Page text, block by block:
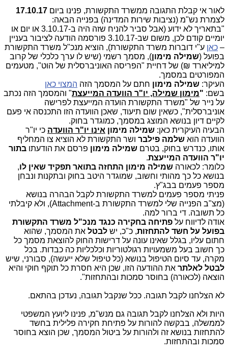
לאור אי קבלת התגובה ממשרד התקשורת, פנינו ביום 17.10.17
לצמרת נש"מ (נציבות שירות המדינה) בפנייה הבאה:
"בתאריך לא ידוע (אבל סביר להניח שזה היה ב-3.10.17 או יום או
יומיים קודם לכן, משום שב-3.10.17 פורסמה הודעה לציבור בעניין
– כאן ע"י דוברות משרד התקשורת), הוציא מנכ"ל משרד התקשורת
בפועל (שמילה מימון), מסמך רשמי (שיש לו ערך כלכלי של קרוב
למיליארד ₪) של דחיית "הפריסה האוניברסלית של הוט", מטעמים
המפורטים במסמך.
העיקר: שמילה מימון חתם על המסמך הזה המצוי כאן
בשם: "מימון שמילה, יו"ר הוועדה המייעצת" והמסמך הזה נכתב
על נייר של "משרד התקשורת הועדה המייעצת לפרישה
אוניברסלית", כשאין שום תיעוד, שאכן הוועדה הזו התכנסה אי פעם
לקיים דיון בנושא המוצג במסמך, כמוגדר בחוק.
הבעיה העיקרית כאן: שמילה מימון אינו יו"ר הוועדה כי יו"ר
הוועדה הוא שלמה פילבר ושר התקשורת לא הוציא צו המחליף
אותו, כנדרש בחוק, בטרם שמילה מימון פרסם את הודעתו בתור
יו"ר הוועדה המייעצת.
כלומר: לכאורה שמילה מימון התחזה בתואר תפקיד שאין לו,
בנושא כל כך מהותי וחשוב, שמוגדר היטב בחוק ובתקנות ונבחן
מספר פעמים בבג"ץ.
פניתי מספר פעמים למשרד התקשורת לקבל הבהרה בנושא
(מצ"ב הפנייה שלי למשרד התקשורת ב-Attachment), ולא קיבלתי
כל תשובה. די ברור למה.
אודה לדיווח על פתיחה בחקירה כנגד מנכ"ל משרד התקשורת
בפועל על חשד להתחזות, כ"כ, יש לבטל את המסמך, שהוא
חתום עליו, בגלל שאינו עונה על דרישות החוק להוצאת מסמך כל
כך חשוב בעל משמעויות רגולטוריות וכלכליות כה כבדות. בכל
מקרה, עד סיום הטיפול בנושא (כל טיפול שלא ייעשה), סבורני, שיש
לבטל לאלתר את ההודעה הזו, שכן היא חסרת כל תוקף חוקי והיא
הוצאה (לכאורה) בחוסר סמכות ובהתחזות".
לא הצלחנו לקבל תגובה. ככל שנקבל תגובה, נעדכן בהתאם.
היות ולא הצלחנו לקבל תגובה גם מנש"מ, פנינו ליועץ המשפטי
לממשלה, בבקשה להורות על פתיחת חקירה פלילית בחשד
להתחזות בנושא זה ולהורות על ביטול המסמך, שכן הוצא בחוסר
סמכות ובהתחזות.